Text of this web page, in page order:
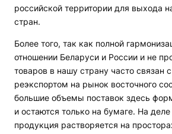
российской территории для выхода
стран.
Более того, так как полной
отношении Беларуси и России и не
товаров в нашу страну часто связан
реэкспортом на рынок восточного
большие объемы поставок здесь
и остаются только на бумаге. На
продукция растворяется на